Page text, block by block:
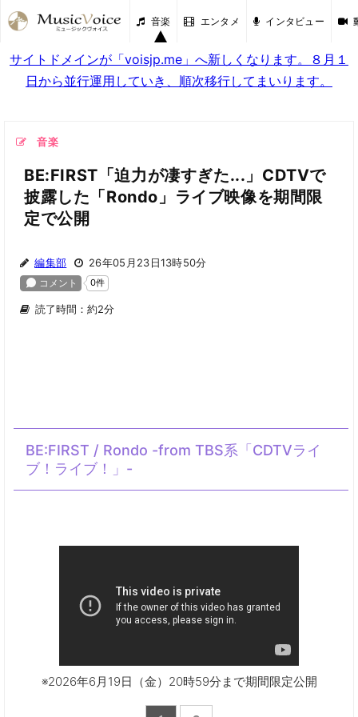
音楽 エンタメ インタビュー
サイトドメインが「voisjp.me」へ新しくなります。８月１
日から並行運用していき、順次移行してまいります。
音楽
BE:FIRST「迫力が凄すぎた...」CDTVで
披露した「Rondo」ライブ映像を期間限
定で公開
編集部 26年05月23日13時50分
読了時間：約2分
BE:FIRST / Rondo -from TBS系「CDTVライ
ブ！ライブ！」-
※2026年6月19日（金）20時59分まで期間限定公開